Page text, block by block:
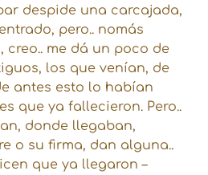
despide una carcajada,
pero.. nomás
creo.. me dá un poco de
los que venían, de
antes esto lo habían
que ya fallecieron. Pero..
donde llegaban,
o su firma, dan alguna..
que ya llegaron –